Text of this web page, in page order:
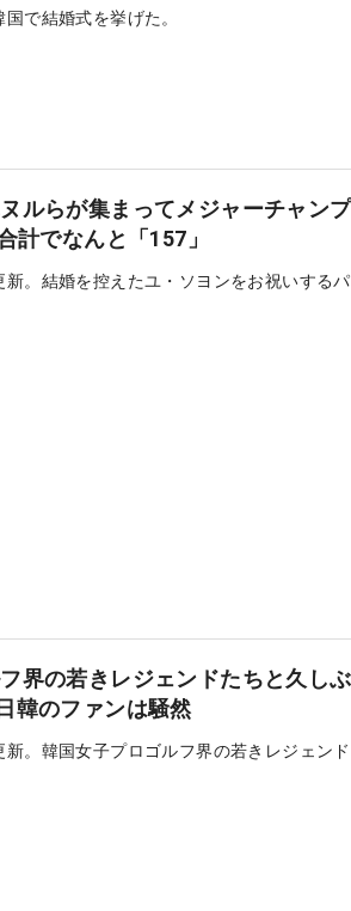
で結婚式を挙げた。
ルらが集まってメジャーチャン
計でなんと「157」
。結婚を控えたユ・ソヨンをお祝いする
界の若きレジェンドたちと久し
韓のファンは騒然
。韓国女子プロゴルフ界の若きレジェン